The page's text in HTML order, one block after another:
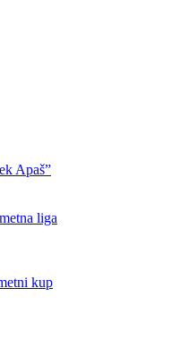
Apaš”
liga
kup